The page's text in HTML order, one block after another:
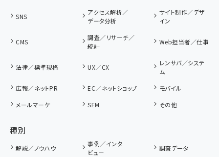
SNS
アクセス解析／
データ分析
サイト制作／デザ
イン
CMS
調査／リサーチ／
統計
Web担当者／仕事
法律／標準規格 UX／CX
レンサバ／システ
ム
広報／ネットPR
EC／ネットショップ
モバイル
メールマーケ
SEM その他
種別
解説／ノウハウ
事例／インタ
ビュー
調査データ